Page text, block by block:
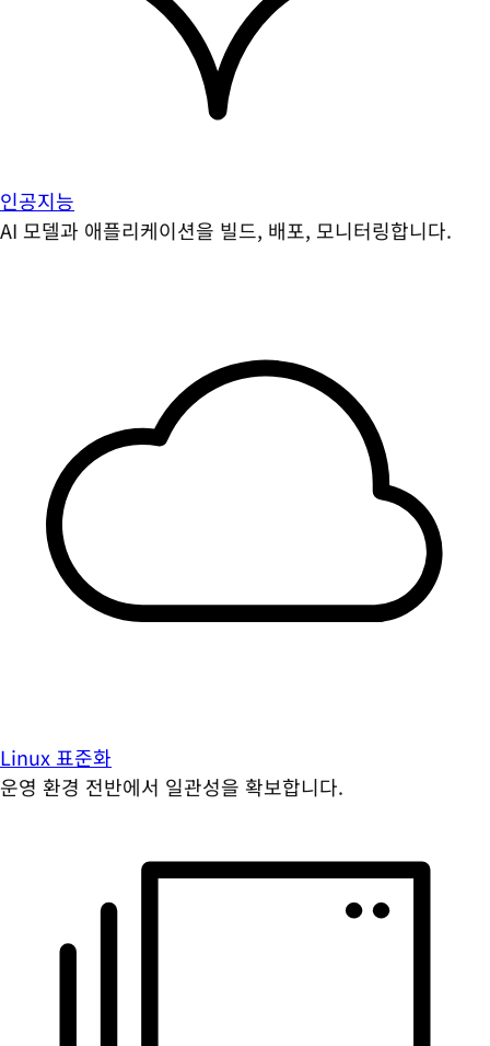
인공지능
AI 모델과 애플리케이션을 빌드, 배포, 모니터링합니다.
Linux 표준화
운영 환경 전반에서 일관성을 확보합니다.